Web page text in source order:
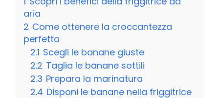
aria
2 Come ottenere la croccantezza
perfetta
2.1 Scegli le banane giuste
2.2 Taglia le banane sottili
2.3 Prepara la marinatura
2.4 Disponi le banane nella friggitrice